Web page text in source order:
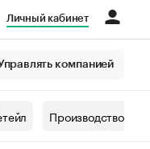
Личный кабинет
компанией
Производство